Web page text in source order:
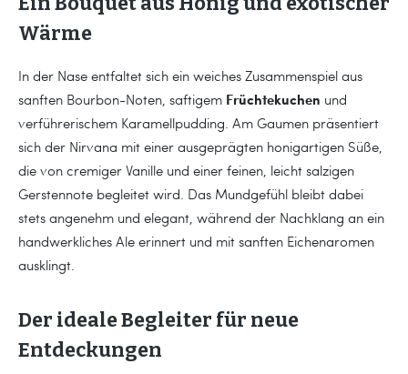
Wärme
In der Nase entfaltet sich ein weiches Zusammenspiel aus
sanften Bourbon-Noten, saftigem Früchtekuchen und
verführerischem Karamellpudding. Am Gaumen präsentiert
sich der Nirvana mit einer ausgeprägten honigartigen Süße,
die von cremiger Vanille und einer feinen, leicht salzigen
Gerstennote begleitet wird. Das Mundgefühl bleibt dabei
stets angenehm und elegant, während der Nachklang an ein
handwerkliches Ale erinnert und mit sanften Eichenaromen
ausklingt.
Der ideale Begleiter für neue
Entdeckungen